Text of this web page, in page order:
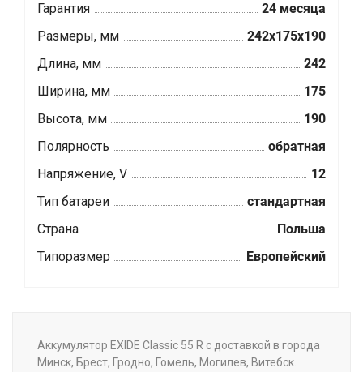
Гарантия
24 месяца
Размеры, мм
242x175x190
Длина, мм
242
Ширина, мм
175
Высота, мм
190
Полярность
обратная
Напряжение, V
12
Тип батареи
стандартная
Страна
Польша
Типоразмер
Европейский
Аккумулятор EXIDE Classic 55 R с доставкой в города
Минск, Брест, Гродно, Гомель, Могилев, Витебск.